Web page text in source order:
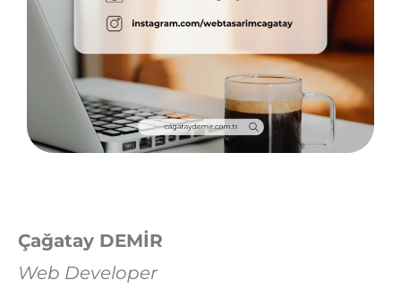
Çağatay DEMİR
Web Developer